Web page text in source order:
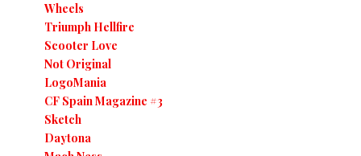
Wheels
Triumph Hellfire
Scooter Love
Not Original
LogoMania
CF Spain Magazine #3
Sketch
Daytona